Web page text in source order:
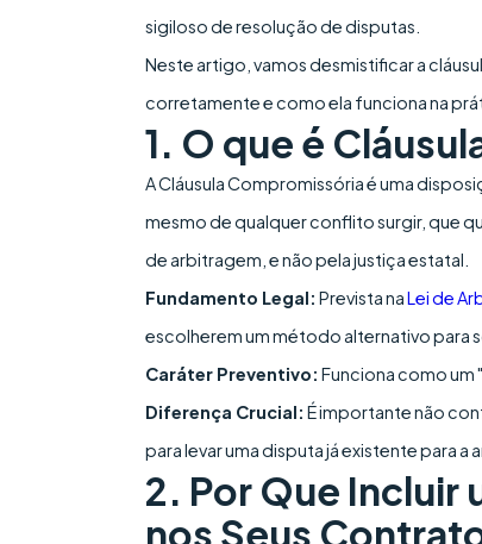
sigiloso de resolução de disputas.
Neste artigo, vamos desmistificar a
corretamente e como ela funciona na
1. O que é
A Cláusula Compromissória é uma
mesmo de qualquer conflito surgir, que
de arbitragem, e não pela justiça estatal.
Fundamento Legal: Prevista naLei de
escolherem um método alternativo para
Caráter Preventivo: Funciona como um
Diferença Crucial: É importante não
para levar uma disputa já existente para
2. Por Que Incluir
nos Seus